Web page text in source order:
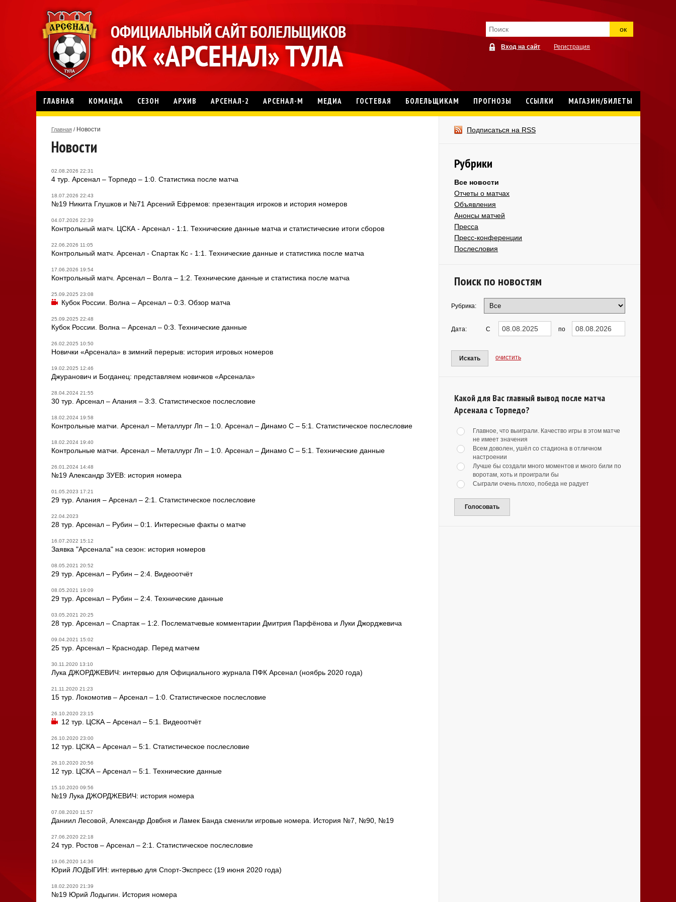
ок
Вход на сайт Регистрация
ГЛАВНАЯ КОМАНДА СЕЗОН АРХИВ АРСЕНАЛ-2 АРСЕНАЛ-М МЕДИА ГОСТЕВАЯ БОЛЕЛЬЩИКАМ ПРОГНОЗЫ ССЫЛКИ МАГАЗИН/БИЛЕТЫ
Главная /Новости
Новости
02.08.2026 22:31
4 тур. Арсенал – Торпедо – 1:0. Статистика после матча
18.07.2026 22:43
№19 Никита Глушков и №71 Арсений Ефремов: презентация игроков и история номеров
04.07.2026 22:39
Контрольный матч. ЦСКА - Арсенал - 1:1. Технические данные матча и статистические итоги сборов
22.06.2026 11:05
Контрольный матч. Арсенал - Спартак Кс - 1:1. Технические данные и статистика после матча
17.06.2026 19:54
Контрольный матч. Арсенал – Волга – 1:2. Технические данные и статистика после матча
25.09.2025 23:08
Кубок России. Волна – Арсенал – 0:3. Обзор матча
25.09.2025 22:48
Кубок России. Волна – Арсенал – 0:3. Технические данные
26.02.2025 10:50
Новички «Арсенала» в зимний перерыв: история игровых номеров
19.02.2025 12:46
Джуранович и Богданец: представляем новичков «Арсенала»
28.04.2024 21:55
30 тур. Арсенал – Алания – 3:3. Статистическое послесловие
18.02.2024 19:58
Контрольные матчи. Арсенал – Металлург Лп – 1:0. Арсенал – Динамо С – 5:1. Статистическое послесловие
18.02.2024 19:40
Контрольные матчи. Арсенал – Металлург Лп – 1:0. Арсенал – Динамо С – 5:1. Технические данные
26.01.2024 14:48
№19 Александр ЗУЕВ: история номера
01.05.2023 17:21
29 тур. Алания – Арсенал – 2:1. Статистическое послесловие
22.04.2023
28 тур. Арсенал – Рубин – 0:1. Интересные факты о матче
16.07.2022 15:12
Заявка "Арсенала" на сезон: история номеров
08.05.2021 20:52
29 тур. Арсенал – Рубин – 2:4. Видеоотчёт
08.05.2021 19:09
29 тур. Арсенал – Рубин – 2:4. Технические данные
03.05.2021 20:25
28 тур. Арсенал – Спартак – 1:2. Послематчевые комментарии Дмитрия Парфёнова и Луки Джорджевича
09.04.2021 15:02
25 тур. Арсенал – Краснодар. Перед матчем
30.11.2020 13:10
Лука ДЖОРДЖЕВИЧ: интервью для Официального журнала ПФК Арсенал (ноябрь 2020 года)
21.11.2020 21:23
15 тур. Локомотив – Арсенал – 1:0. Статистическое послесловие
26.10.2020 23:15
12 тур. ЦСКА – Арсенал – 5:1. Видеоотчёт
26.10.2020 23:00
12 тур. ЦСКА – Арсенал – 5:1. Статистическое послесловие
26.10.2020 20:56
12 тур. ЦСКА – Арсенал – 5:1. Технические данные
15.10.2020 09:56
№19 Лука ДЖОРДЖЕВИЧ: история номера
07.08.2020 11:57
Даниил Лесовой, Александр Довбня и Ламек Банда сменили игровые номера. История №7, №90, №19
27.06.2020 22:18
24 тур. Ростов – Арсенал – 2:1. Статистическое послесловие
19.06.2020 14:36
Юрий ЛОДЫГИН: интервью для Спорт-Экспресс (19 июня 2020 года)
18.02.2020 21:39
№19 Юрий Лодыгин. История номера
Подписаться на RSS
Рубрики
Все новости
Отчеты о матчах
Объявления
Анонсы матчей
Пресса
Пресс-конференции
Послесловия
Поиск по новостям
Рубрика:
Дата: С по
Искать очистить
Какой для Вас главный вывод после матча
Арсенала с Торпедо?
Главное, что выиграли. Качество игры в этом матче
не имеет значения
Всем доволен, ушёл со стадиона в отличном
настроении
Лучше бы создали много моментов и много били по
воротам, хоть и проиграли бы
Сыграли очень плохо, победа не радует
Голосовать